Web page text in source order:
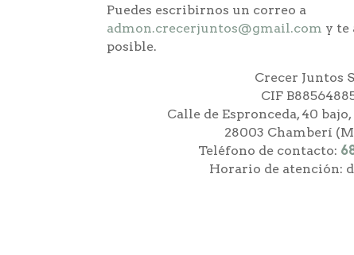
Puedes escribirnos un correo a
admon.crecerjuntos@gmail.com y te
posible.
Crecer Juntos
CIF
Calle de Espronceda, 40
28003 Chamberí (
Teléfono de contacto:
Horario de atención: